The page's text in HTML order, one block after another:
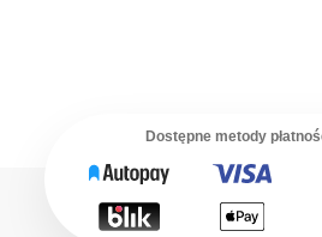
Dostępne metody